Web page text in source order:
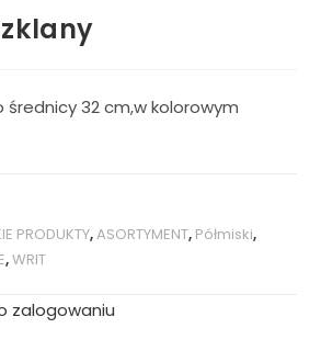
średnicy 32 cm,w kolorowym
PRODUKTY,ASORTYMENT, Półmiski,
,WRIT
zalogowaniu